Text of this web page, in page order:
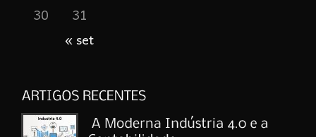
« set
30
31